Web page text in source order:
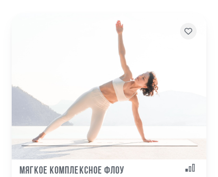
МЯГКОЕ КОМПЛЕКСНОЕ ФЛОУ